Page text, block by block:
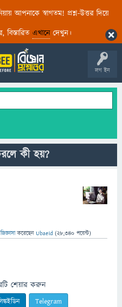
আপনাকে স্বাগতম! প্রশ্ন-উত্তর দিয়ে
বিস্তারিত এখানেদেখুন।
লগ ইন
কী হয়?
জিজ্ঞাসাকরেছেনUbaeid (28,340 পয়েন্ট)
শেয়ার করুন
Telegram